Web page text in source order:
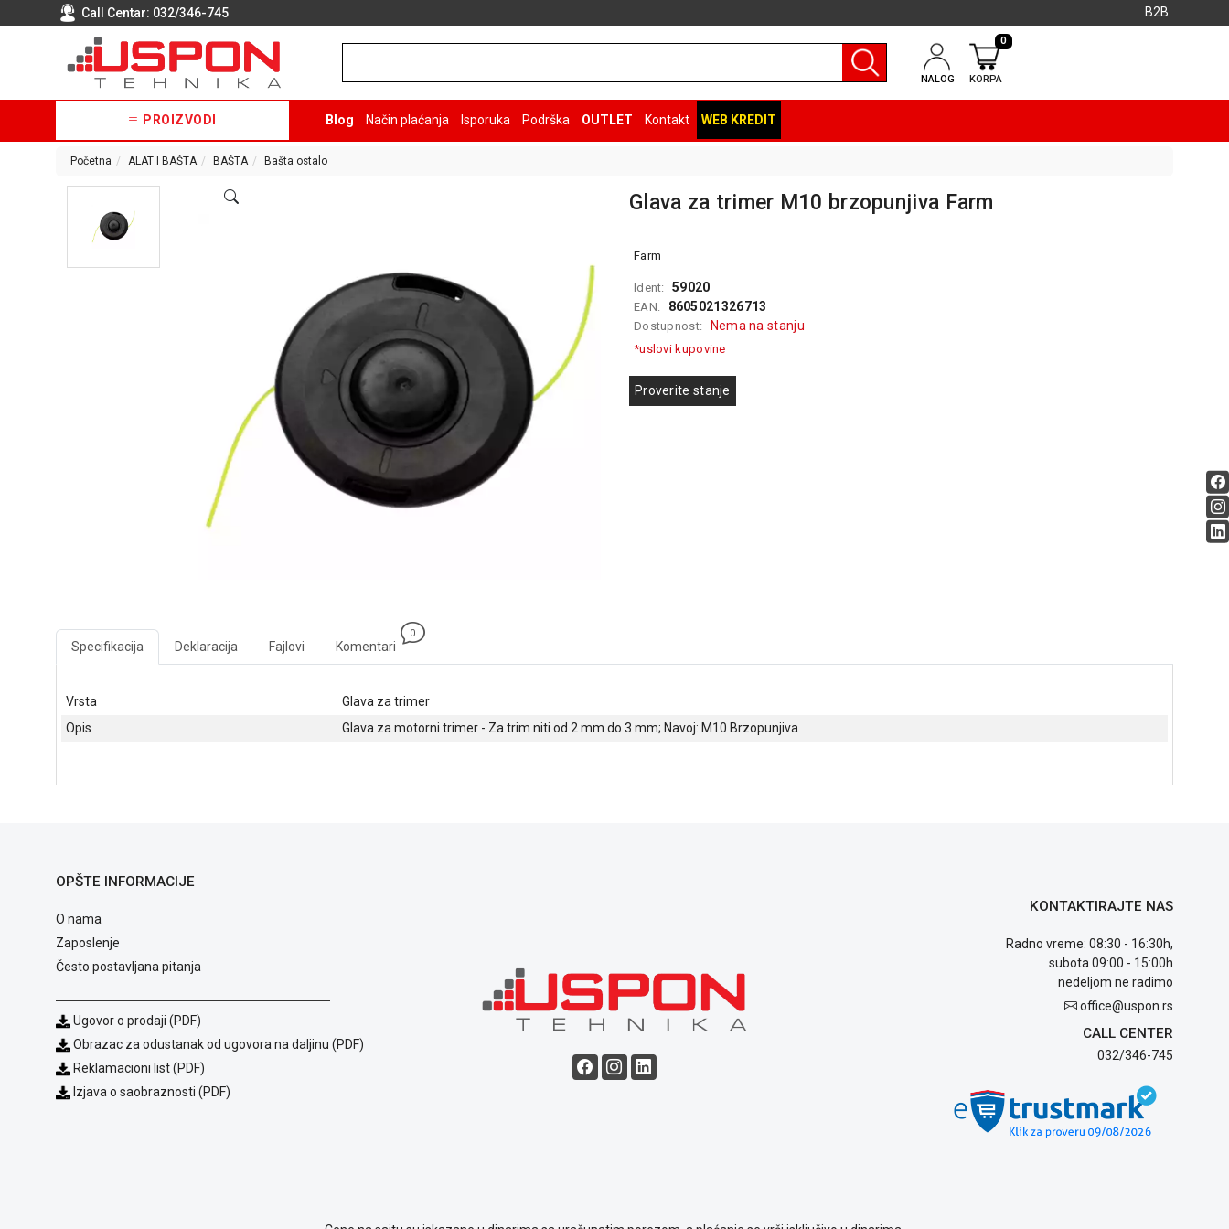
Call Centar: 032/346-745 B2B
NALOG KORPA
0
PROIZVODI Blog Način plaćanja Isporuka Podrška OUTLET Kontakt WEB KREDIT
Početna ALAT I BAŠTA BAŠTA Bašta ostalo
Glava za trimer M10 brzopunjiva Farm
Farm
Ident: 59020
EAN: 8605021326713
Dostupnost: Nema na stanju
*uslovi kupovine
Proverite stanje
Specifikacija Deklaracija Fajlovi Komentari
0
Vrsta
Glava za trimer
Opis
Glava za motorni trimer - Za trim niti od 2 mm do 3 mm; Navoj: M10 Brzopunjiva
OPŠTE INFORMACIJE
O nama
Zaposlenje
Često postavljana pitanja
Ugovor o prodaji (PDF)
Obrazac za odustanak od ugovora na daljinu (PDF)
Reklamacioni list (PDF)
Izjava o saobraznosti (PDF)
KONTAKTIRAJTE NAS
Radno vreme: 08:30 - 16:30h,
subota 09:00 - 15:00h
nedeljom ne radimo
office@uspon.rs
CALL CENTER
032/346-745